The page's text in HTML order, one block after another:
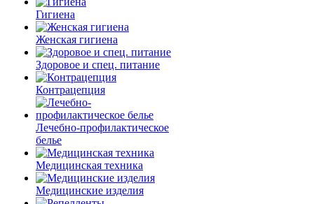
Гигиена
Женская гигиена
Здоровое и спец. питание
Контрацепция
Лечебно-профилактическое
белье
Медицинская техника
Медицинские изделия